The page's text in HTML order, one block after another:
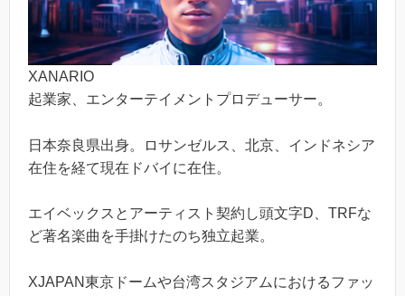
XANARIO
起業家、エンターテイメントプロデューサー。
日本奈良県出身。ロサンゼルス、北京、インドネシア
在住を経て現在ドバイに在住。
エイベックスとアーティスト契約し頭文字D、TRFな
ど著名楽曲を手掛けたのち独立起業。
XJAPAN東京ドームや台湾スタジアムにおけるファッ